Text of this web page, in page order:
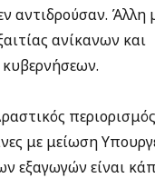
αντιδρούσαν. Άλλη
ανίκανων και
με μείωση
εξαγωγών είναι